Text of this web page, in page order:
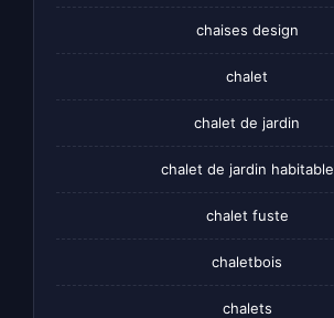
chaises design
chalet
chalet de jardin
chalet de jardin habitable
chalet fuste
chaletbois
chalets